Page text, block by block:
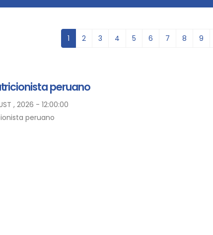
1 2 3 4 5 6 7 8 9
peruano
, 2026 - 12:00:00
peruano